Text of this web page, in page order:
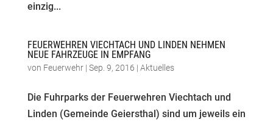
einzig...
FEUERWEHREN VIECHTACH UND LINDEN NEHMEN
NEUE FAHRZEUGE IN EMPFANG
von Feuerwehr| Sep. 9, 2016 | Aktuelles
Die Fuhrparks der Feuerwehren Viechtach und
Linden (Gemeinde Geiersthal) sind um jeweils ein